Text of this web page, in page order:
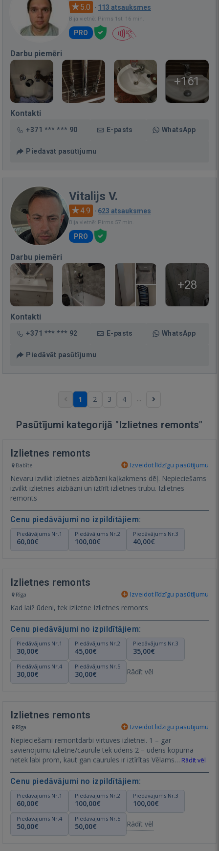
5.0 · 113 atsauksmes
Bija vietnē: Pirms 1st. 16 min.
PRO
Darbu piemēri
+161
Kontakti
+371 *** *** 90 E-pasts WhatsApp
Piedāvāt pasūtījumu
Vitalijs V.
4.9 · 623 atsauksmes
Bija vietnē: Pirms 57 min.
PRO
Darbu piemēri
+28
Kontakti
+371 *** *** 92 E-pasts WhatsApp
Piedāvāt pasūtījumu
1 2 3 4 ...
Pasūtījumi kategorijā "Izlietnes remonts"
Izlietnes remonts
Babīte Izveidot līdzīgu pasūtījumu
Nevaru izvilkt izlietnes aizbāzni kaļķakmens dēļ. Nepieciešams
izvilkt izlietnes aizbāzni un iztīrīt izlietnes trubu. Izlietnes
remonts
Cenu piedāvājumi no izpildītājiem:
Piedāvājums Nr.1
60,00€
Piedāvājums Nr.2
100,00€
Piedāvājums Nr.3
40,00€
Izlietnes remonts
Rīga Izveidot līdzīgu pasūtījumu
Kad laiž ūdeni, tek izlietne Izlietnes remonts
Cenu piedāvājumi no izpildītājiem:
Piedāvājums Nr.1
30,00€
Piedāvājums Nr.2
45,00€
Piedāvājums Nr.3
35,00€
Piedāvājums Nr.4
30,00€
Piedāvājums Nr.5
30,00€ Rādīt vēl
Izlietnes remonts
Rīga Izveidot līdzīgu pasūtījumu
Nepieciešami remontdarbi virtuves izlietnei. 1 – gar
savienojumu izlietne/caurule tek ūdens 2 – ūdens kopumā
netek labi prom, kaut gan caurules ir iztīrītas Vēlams… Rādīt vēl
Cenu piedāvājumi no izpildītājiem:
Piedāvājums Nr.1
60,00€
Piedāvājums Nr.2
100,00€
Piedāvājums Nr.3
100,00€
Piedāvājums Nr.4
50,00€
Piedāvājums Nr.5
50,00€ Rādīt vēl